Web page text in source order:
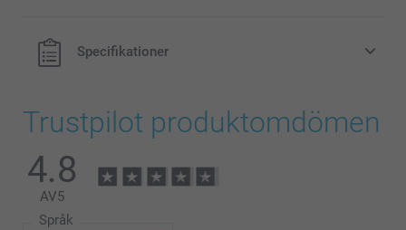
Specifikationer
Trustpilot produktomdömen
4.8
AV5
Språk